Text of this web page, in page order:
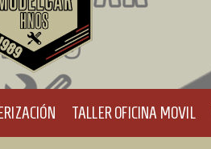
TALLER OFICINA MOVIL